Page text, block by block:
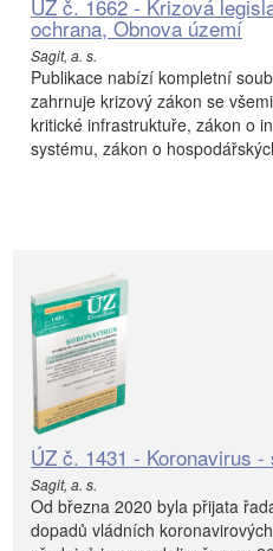
ÚZ č. 1662 - Krizová
ochrana, Obnova území
Sagit, a. s.
Publikace nabízí kompletní
zahrnuje krizový zákon se
kritické infrastruktuře, zákon o
systému, zákon o
ÚZ č. 1431 - Koronavirus
Sagit, a. s.
Od března 2020 byla přijata
dopadů vládních